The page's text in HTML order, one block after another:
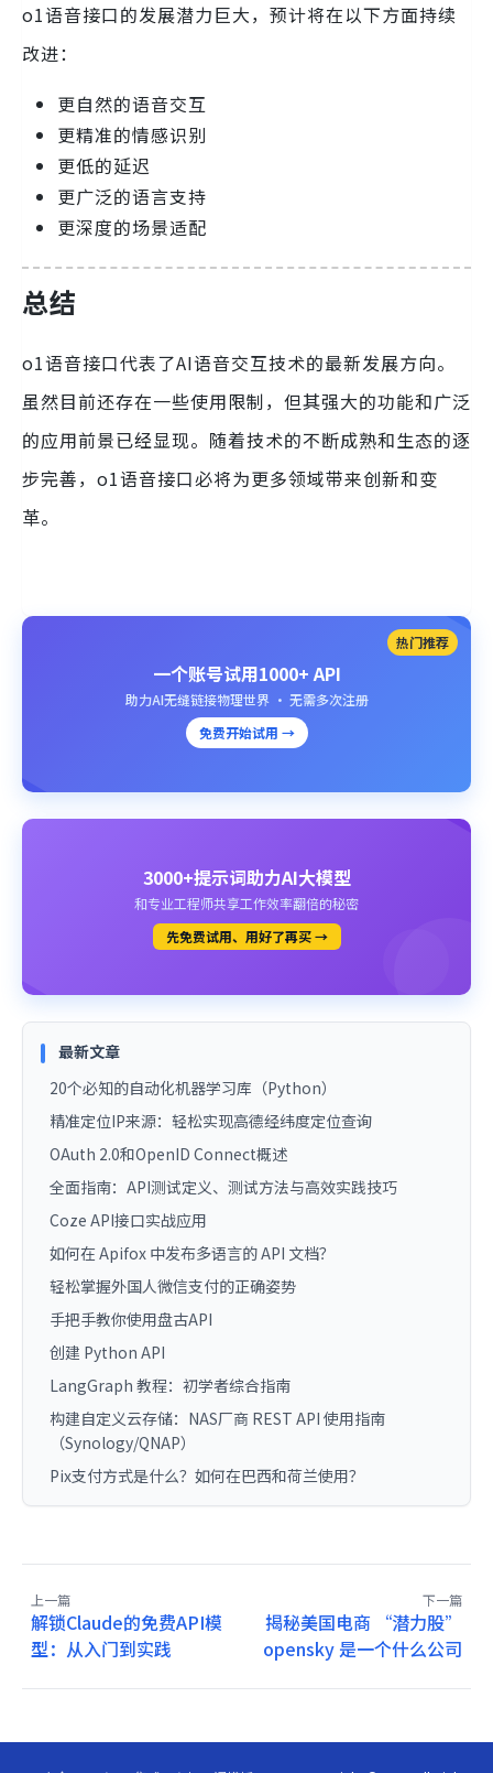
o1语音接口的发展潜力巨大，预计将在以下方面持续
改进：
更自然的语音交互
更精准的情感识别
更低的延迟
更广泛的语言支持
更深度的场景适配
总结
o1语音接口代表了AI语音交互技术的最新发展方向。
虽然目前还存在一些使用限制，但其强大的功能和广泛
的应用前景已经显现。随着技术的不断成熟和生态的逐
步完善，o1语音接口必将为更多领域带来创新和变
革。
热门推荐
一个账号试用1000+ API
助力AI无缝链接物理世界 · 无需多次注册
免费开始试用 →
3000+提示词助力AI大模型
和专业工程师共享工作效率翻倍的秘密
先免费试用、用好了再买 →
最新文章
20个必知的自动化机器学习库（Python）
精准定位IP来源：轻松实现高德经纬度定位查询
OAuth 2.0和OpenID Connect概述
全面指南：API测试定义、测试方法与高效实践技巧
Coze API接口实战应用
如何在 Apifox 中发布多语言的 API 文档？
轻松掌握外国人微信支付的正确姿势
手把手教你使用盘古API
创建 Python API
LangGraph 教程：初学者综合指南
构建自定义云存储：NAS厂商 REST API 使用指南
（Synology/QNAP）
Pix支付方式是什么？如何在巴西和荷兰使用？
上一篇
解锁Claude的免费API模
型：从入门到实践
下一篇
揭秘美国电商 “潜力股”
opensky 是一个什么公司